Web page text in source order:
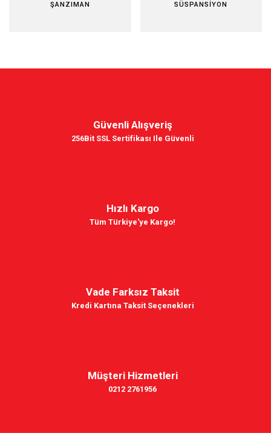
ŞANZIMAN SÜSPANSİYON
Güvenli Alışveriş
256Bit SSL Sertifikası Ile Güvenli
Hızlı Kargo
Tüm Türkiye'ye Kargo!
Vade Farksız Taksit
Kredi Kartına Taksit Seçenekleri
Müşteri Hizmetleri
0212 2761956